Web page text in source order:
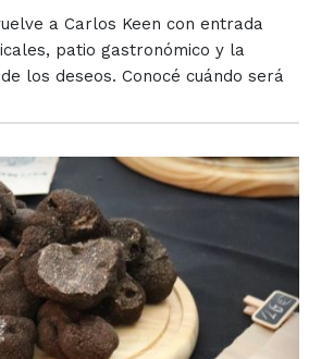
a Carlos Keen con entrada
patio gastronómico y la
los deseos. Conocé cuándo será